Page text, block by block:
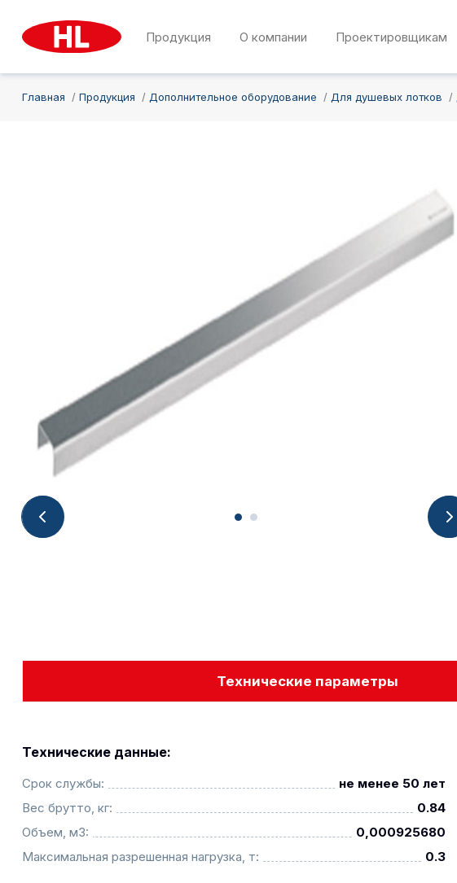
Продукция О компании Проектировщикам
Главная Продукция Дополнительное оборудование Для душевых лотков
Технические параметры
Технические данные:
Срок службы:
не менее 50 лет
Вес брутто, кг:
0.84
Объем, м3:
0,000925680
Максимальная разрешенная нагрузка, т:
0.3